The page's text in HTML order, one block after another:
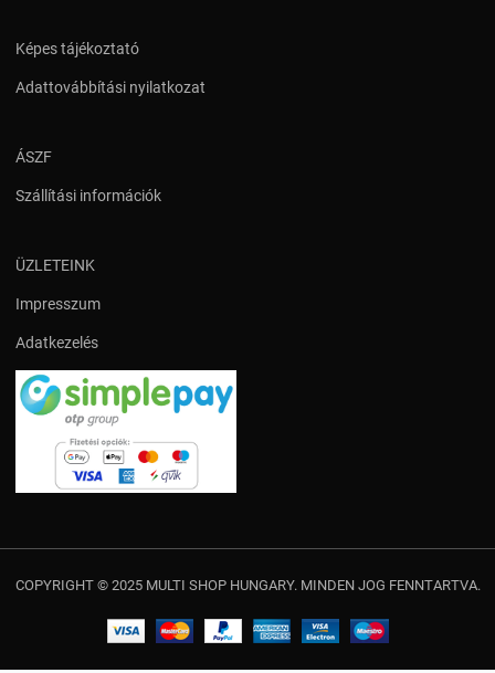
Képes tájékoztató
Adattovábbítási nyilatkozat
ÁSZF
Szállítási információk
ÜZLETEINK
Impresszum
Adatkezelés
COPYRIGHT © 2025 MULTI SHOP HUNGARY. MINDEN JOG FENNTARTVA.